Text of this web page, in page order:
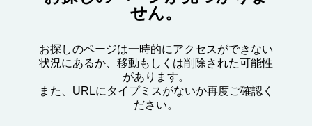
せん。
お探しのページは一時的にアクセスができない
状況にあるか、移動もしくは削除された可能性
があります。
また、URLにタイプミスがないか再度ご確認く
ださい。